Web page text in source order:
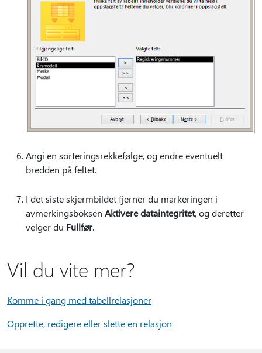
Angi en sorteringsrekkefølge, og endre eventuelt
bredden på feltet.
I det siste skjermbildet fjerner du markeringen i
avmerkingsboksen Aktivere dataintegritet, og deretter
velger du Fullfør.
Vil du vite mer?
Komme i gang med tabellrelasjoner
Opprette, redigere eller slette en relasjon